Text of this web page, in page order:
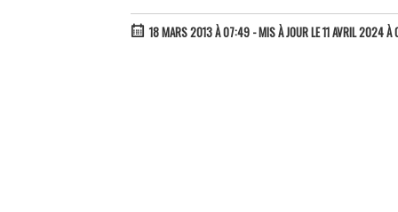
18 MARS 2013 À 07:49 - MIS À JOUR LE 11 AVRIL 2024